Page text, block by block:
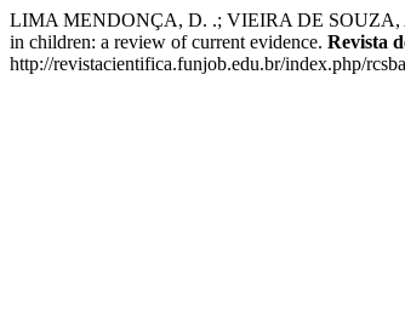
LIMA MENDONÇA, D. .; VIEIRA DE SOUZA,
in children: a review of current evidence. Revista
http://revistacientifica.funjob.edu.br/index.php/